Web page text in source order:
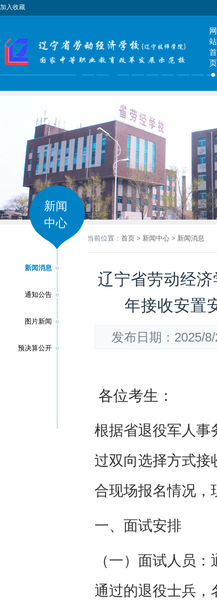
加入收藏
网
站
首
页
新闻
中心
新闻消息
通知公告
图片新闻
预决算公开
当前位置： 首页 > 新闻中心 > 新闻消息
辽宁省劳动经
年接收安置
发布日期：2025/
各位考生：
根据省退役军人事
过双向选择方式接
合现场报名情况，
一、面试安排
（一）面试人员
通过的退役士兵，